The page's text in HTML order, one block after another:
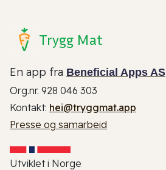
Trygg Mat
En app fra Beneficial Apps AS
Org.nr. 928 046 303
Kontakt: hei@tryggmat.app
Presse og samarbeid
Utviklet i Norge